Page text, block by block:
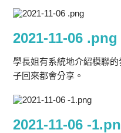
2021-11-06 .png
學長姐有系統地介紹模聯
子回來都會分享。
2021-11-06 -